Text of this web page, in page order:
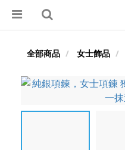
全部商品 女士飾品